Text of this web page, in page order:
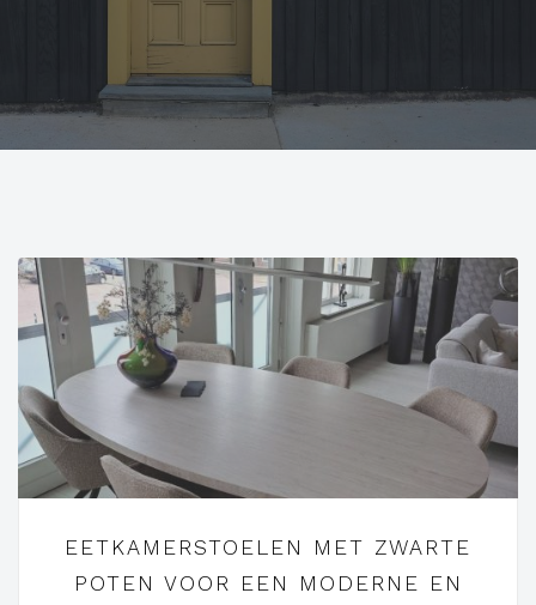
EETKAMERSTOELEN MET ZWARTE
POTEN VOOR EEN MODERNE EN